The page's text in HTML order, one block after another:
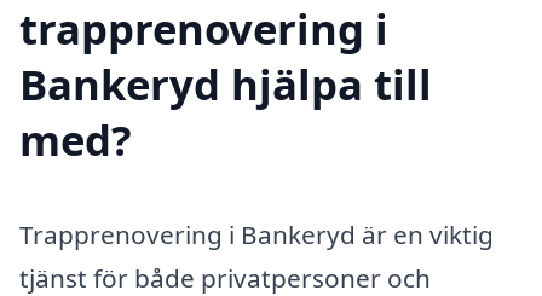
trapprenovering i
Bankeryd hjälpa till
med?
Trapprenovering i Bankeryd är en viktig
tjänst för både privatpersoner och